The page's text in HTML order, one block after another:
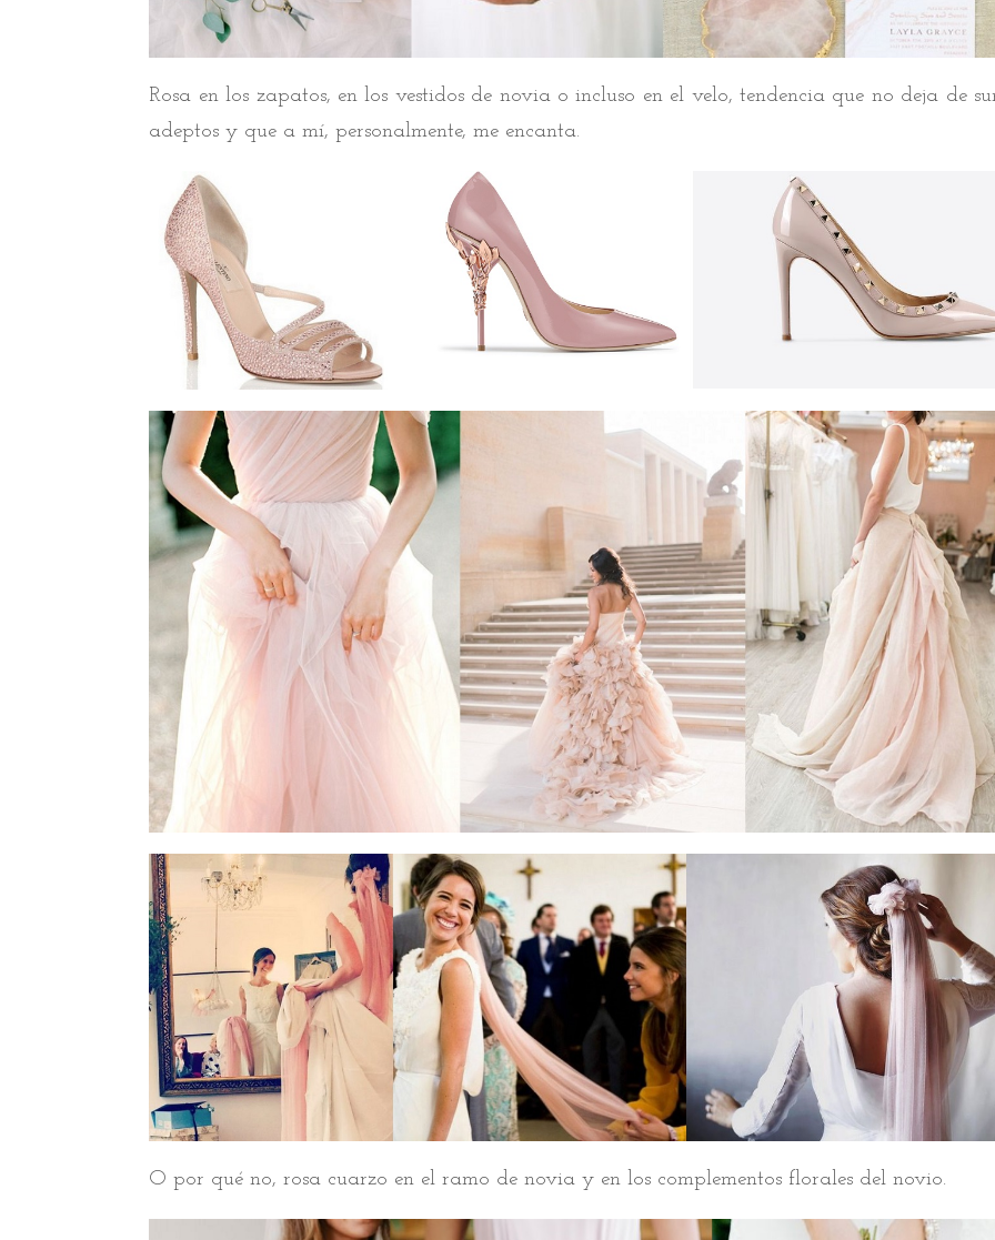
Rosa en los zapatos, en los vestidos de novia o incluso en el velo, tendencia que no deja de
adeptos y que a mí, personalmente, me encanta.
O por qué no, rosa cuarzo en el ramo de novia y en los complementos florales del novio.